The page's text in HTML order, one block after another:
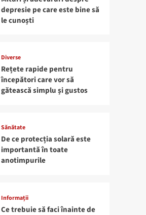
depresie pe care este bine să
le cunoști
Diverse
Rețete rapide pentru
începători care vor să
gătească simplu și gustos
Sănătate
De ce protecția solară este
importantă în toate
anotimpurile
Informații
Ce trebuie să faci înainte de